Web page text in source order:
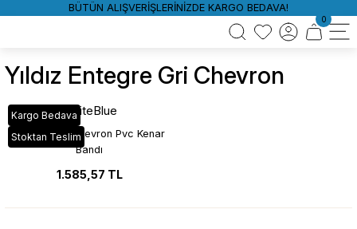
BÜTÜN ALIŞVERİŞLERİNİZDE KARGO BEDAVA!
0
Yıldız Entegre Gri Chevron
Kargo Bedava
Stoktan Teslim
WhiteBlue
VT_592 Gri Chevron Pvc Kenar
Bandı
1.585,57 TL